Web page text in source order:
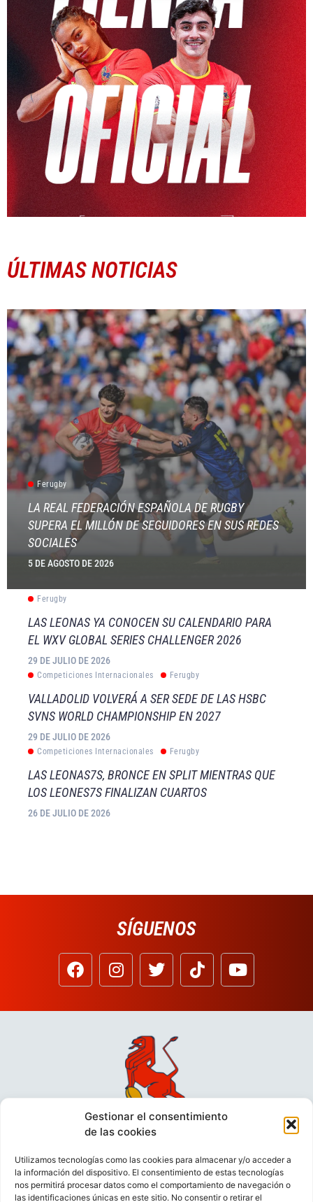
Gestionar el consentimiento
de las cookies
Utilizamos tecnologías como las cookies para almacenar y/o acceder a
la información del dispositivo. El consentimiento de estas tecnologías
nos permitirá procesar datos como el comportamiento de navegación o
las identificaciones únicas en este sitio. No consentir o retirar el
ÚLTIMAS NOTICIAS
Ferugby
LA REAL FEDERACIÓN ESPAÑOLA DE RUGBY
SUPERA EL MILLÓN DE SEGUIDORES EN SUS REDES
SOCIALES
5 DE AGOSTO DE 2026
Ferugby
LAS LEONAS YA CONOCEN SU CALENDARIO PARA
EL WXV GLOBAL SERIES CHALLENGER 2026
29 DE JULIO DE 2026
Competiciones Internacionales Ferugby
VALLADOLID VOLVERÁ A SER SEDE DE LAS HSBC
SVNS WORLD CHAMPIONSHIP EN 2027
29 DE JULIO DE 2026
Competiciones Internacionales Ferugby
LAS LEONAS7S, BRONCE EN SPLIT MIENTRAS QUE
LOS LEONES7S FINALIZAN CUARTOS
26 DE JULIO DE 2026
SÍGUENOS